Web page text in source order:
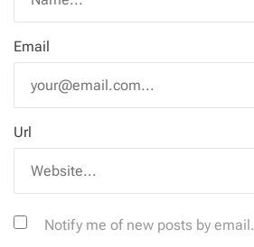
Email
Url
Notify me of new posts by email.